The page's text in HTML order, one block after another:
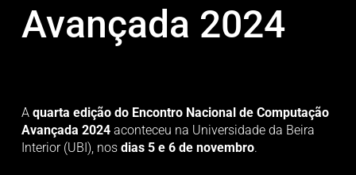
Avançada 2024
A quarta edição do Encontro Nacional de Computação
Avançada 2024 aconteceu na Universidade da Beira
Interior (UBI), nos dias 5 e 6 de novembro.